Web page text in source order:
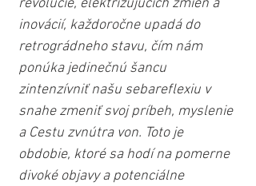
revolúcie, elektrizujúcich zmien a
inovácií, každoročne upadá do
retrográdneho stavu, čím nám
ponúka jedinečnú šancu
zintenzívniť našu sebareflexiu v
snahe zmeniť svoj príbeh, myslenie
a Cestu zvnútra von. Toto je
obdobie, ktoré sa hodí na pomerne
divoké objavy a potenciálne